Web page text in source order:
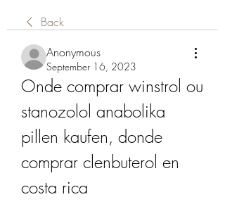
Back
Anonymous
September 16, 2023
Onde comprar winstrol ou
stanozolol anabolika
pillen kaufen, donde
comprar clenbuterol en
costa rica